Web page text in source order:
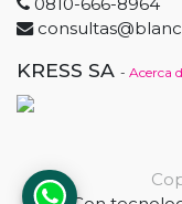
KRESS SA - Acerca